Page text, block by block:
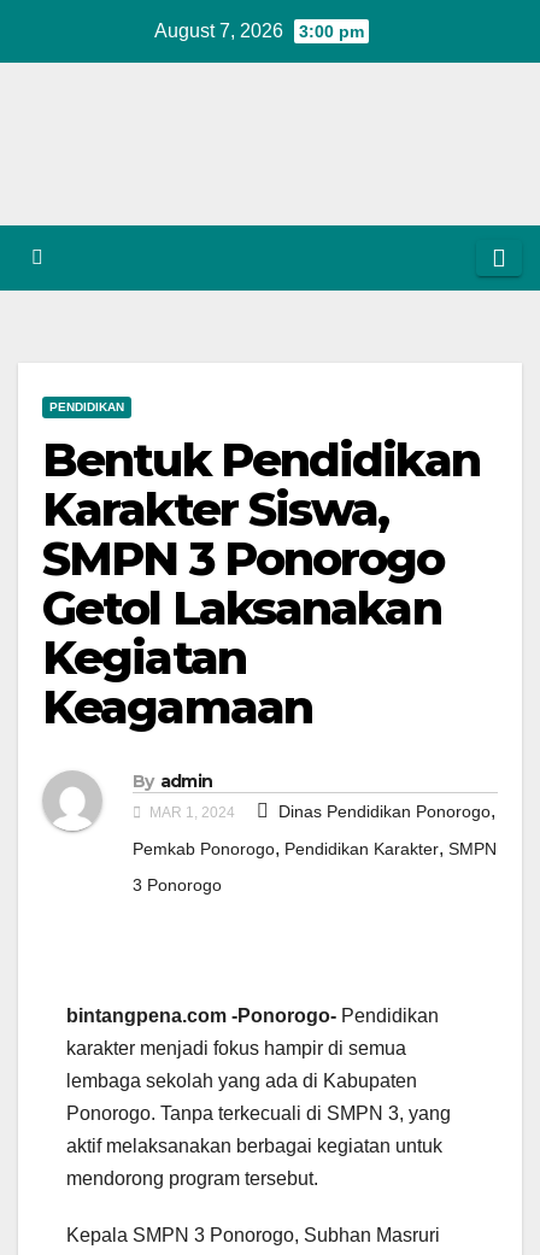
August 7, 2026 3:00 pm
PENDIDIKAN
Bentuk Pendidikan
Karakter Siswa,
SMPN 3 Ponorogo
Getol Laksanakan
Kegiatan
Keagamaan
By admin
MAR 1, 2024 Dinas Pendidikan Ponorogo,
Pemkab Ponorogo, Pendidikan Karakter, SMPN
3 Ponorogo
bintangpena.com -Ponorogo- Pendidikan
karakter menjadi fokus hampir di semua
lembaga sekolah yang ada di Kabupaten
Ponorogo. Tanpa terkecuali di SMPN 3, yang
aktif melaksanakan berbagai kegiatan untuk
mendorong program tersebut.
Kepala SMPN 3 Ponorogo, Subhan Masruri